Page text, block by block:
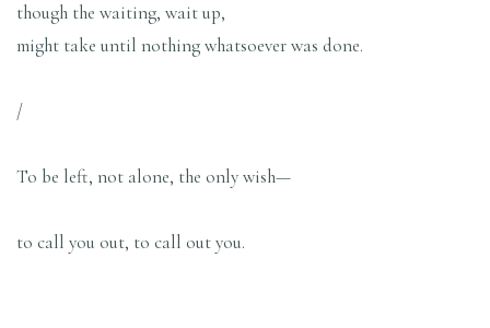
though the waiting, wait up,
might take until nothing whatsoever was done.
/
To be left, not alone, the only wish—
to call you out, to call out you.